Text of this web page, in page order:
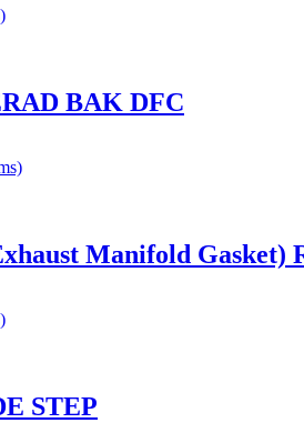
BAK DFC
Manifold Gasket)
STEP